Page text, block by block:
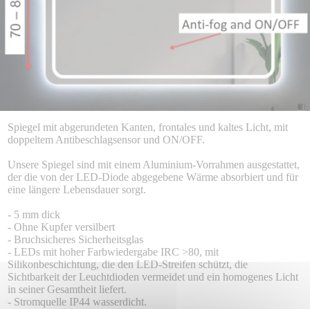
Spiegel mit abgerundeten Kanten, frontales und kaltes Licht, mit
doppeltem Antibeschlagsensor und ON/OFF.
Unsere Spiegel sind mit einem Aluminium-Vorrahmen ausgestattet,
der die von der LED-Diode abgegebene Wärme absorbiert und für
eine längere Lebensdauer sorgt.
- 5 mm dick
- Ohne Kupfer versilbert
- Bruchsicheres Sicherheitsglas
- LEDs mit hoher Farbwiedergabe IRC >80, mit
Silikonbeschichtung, die den LED-Streifen schützt, die
Sichtbarkeit der Leuchtdioden vermeidet und ein homogenes Licht
in seiner Gesamtheit liefert.
- Stromquelle IP44 wasserdicht.